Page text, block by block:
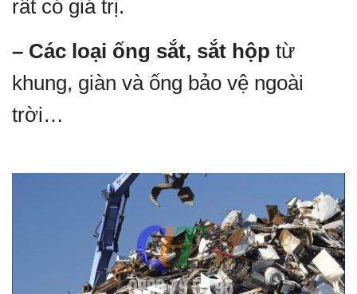
rất có giá trị.
– Các loại ống sắt, sắt hộp từ
khung, giàn và ống bảo vệ ngoài
trời…